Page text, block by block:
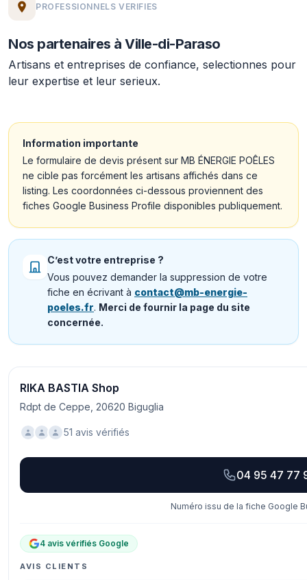
PROFESSIONNELS VERIFIES
Nos partenaires à Ville-di-Paraso
Artisans et entreprises de confiance, selectionnes pour
leur expertise et leur serieux.
Information importante
Le formulaire de devis présent sur MB ÉNERGIE POÊLES
ne cible pas forcément les artisans affichés dans ce
listing. Les coordonnées ci-dessous proviennent des
fiches Google Business Profile disponibles publiquement.
C’est votre entreprise ?
Vous pouvez demander la suppression de votre
fiche en écrivant à contact@mb-energie-
poeles.fr. Merci de fournir la page du site
concernée.
RIKA BASTIA Shop
Rdpt de Ceppe, 20620 Biguglia
51 avis vérifiés
04 95 47 77
Numéro issu de la fiche Google
4 avis vérifiés Google
AVIS CLIENTS